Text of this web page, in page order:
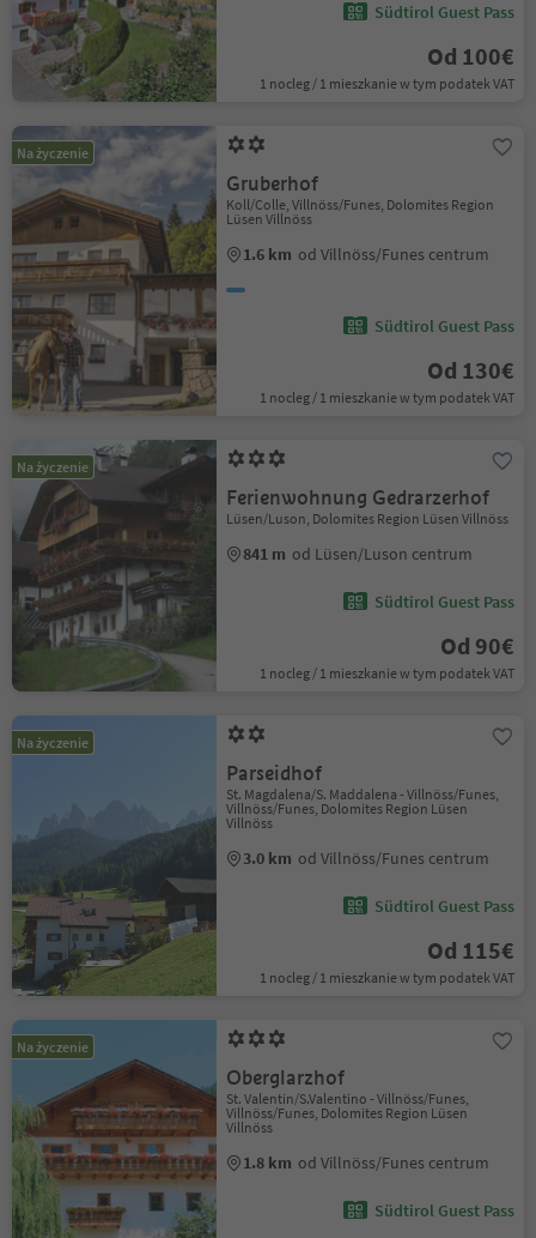
Südtirol Guest Pass
Od 100€
1 nocleg / 1 mieszkanie w tym podatek VAT
Na życzenie
Gruberhof
Koll/Colle, Villnöss/Funes, Dolomites Region
Lüsen Villnöss
1.6 km od Villnöss/Funes centrum
Südtirol Guest Pass
Od 130€
1 nocleg / 1 mieszkanie w tym podatek VAT
Na życzenie
Ferienwohnung Gedrarzerhof
Lüsen/Luson, Dolomites Region Lüsen Villnöss
841 m od Lüsen/Luson centrum
Südtirol Guest Pass
Od 90€
1 nocleg / 1 mieszkanie w tym podatek VAT
Na życzenie
Parseidhof
St. Magdalena/S. Maddalena - Villnöss/Funes,
Villnöss/Funes, Dolomites Region Lüsen
Villnöss
3.0 km od Villnöss/Funes centrum
Südtirol Guest Pass
Od 115€
1 nocleg / 1 mieszkanie w tym podatek VAT
Na życzenie
Oberglarzhof
St. Valentin/S.Valentino - Villnöss/Funes,
Villnöss/Funes, Dolomites Region Lüsen
Villnöss
1.8 km od Villnöss/Funes centrum
Südtirol Guest Pass